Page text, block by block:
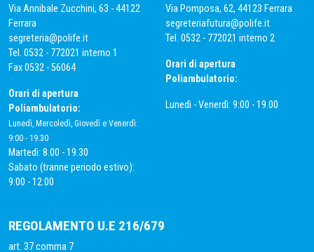
Via Annibale Zucchini, 63 - 44122
Ferrara
segreteria@polife.it
Tel. 0532 - 772021 interno 1
Fax 0532 - 56064
Orari di apertura
Poliambulatorio:
Lunedì, Mercoledì, Giovedì e Venerdì:
9:00 - 19.30
Martedì: 8.00 - 19.30
Sabato (tranne periodo estivo):
9:00 - 12:00
Via Pomposa, 62, 44123 Ferrara
segreteriafutura@polife.it
Tel. 0532 - 772021 interno 2
Orari di apertura
Poliambulatorio:
Lunedì - Venerdì: 9:00 - 19.00
REGOLAMENTO U.E 216/679
art. 37 comma 7